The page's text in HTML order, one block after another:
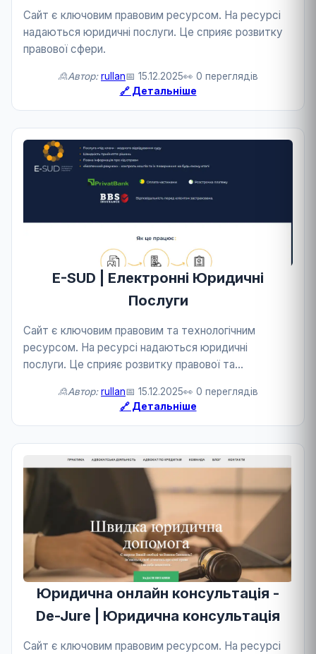
Сайт є ключовим правовим ресурсом. На ресурсі
надаються юридичні послуги. Це сприяє розвитку
правової сфери.
🙎Автор: rullan📅 15.12.2025👀 0 переглядів
🔗 Детальніше
E-SUD | Електронні Юридичні
Послуги
Сайт є ключовим правовим та технологічним
ресурсом. На ресурсі надаються юридичні
послуги. Це сприяє розвитку правової та
🙎Автор: rullan📅 15.12.2025👀 0 переглядів
🔗 Детальніше
Юридична онлайн консультація -
De-Jure | Юридична консультація
Сайт є ключовим правовим ресурсом. На ресурсі